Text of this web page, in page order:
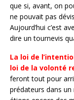
que si, avant, on
ne pouvait pas
Aujourd’hui c’est
dire un tournevis
La loi de
loi de la volonté
feront tout pour
prédateurs dans